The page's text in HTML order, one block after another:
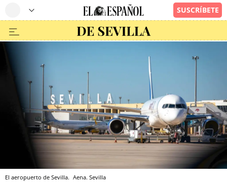
El aeropuerto de Sevilla. Aena. Sevilla